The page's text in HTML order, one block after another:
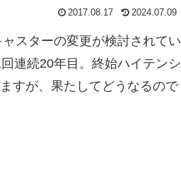
2017.08.17 2024.07.09
スターの変更が検討されてい
連続20年目。終始ハイテンシ
すが、果たしてどうなるので